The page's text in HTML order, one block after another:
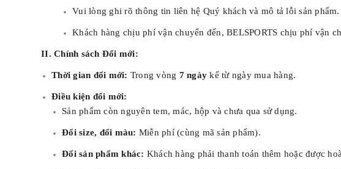
Vui lòng ghi rõ thông tin liên hệ Quý khách và mô tả lỗi sản phẩm.
Khách hàng chịu phí vận chuyển đến, BELSPORTS chịu phí vận
II. Chính sách Đổi mới:
Thời gian đổi mới: Trong vòng 7 ngày kể từ ngày mua hàng.
Điều kiện đổi mới:
Sản phẩm còn nguyên tem, mác, hộp và chưa qua sử dụng.
Đổi size, đổi màu: Miễn phí (cùng mã sản phẩm).
Đổi sản phẩm khác: Khách hàng phải thanh toán thêm hoặc được